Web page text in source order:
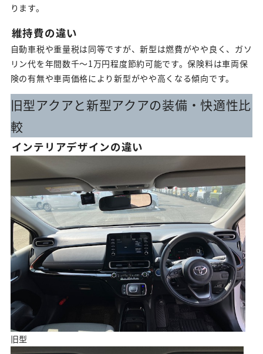
ります。
維持費の違い
自動車税や重量税は同等ですが、新型は燃費がやや良く、ガソ
リン代を年間数千〜1万円程度節約可能です。保険料は車両保
険の有無や車両価格により新型がやや高くなる傾向です。
旧型アクアと新型アクアの装備・快適性比
較
インテリアデザインの違い
旧型